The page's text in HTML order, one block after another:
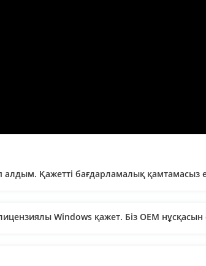
Қажетті бағдарламалық қамтамасыз
Windows қажет. Біз OEM